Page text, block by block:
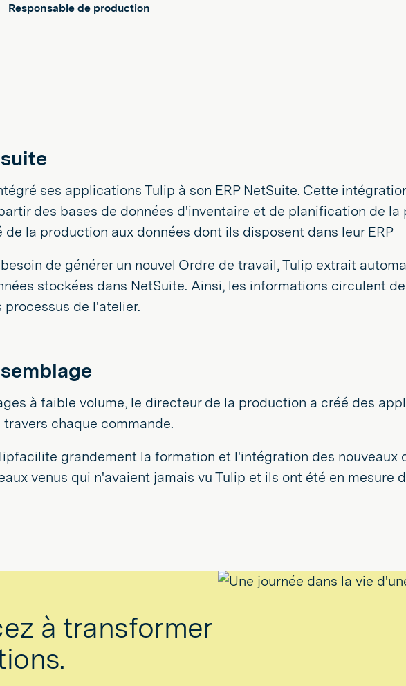
Responsable de production
ses applications Tulip à son ERP NetSuite. Cette
des bases de données d'inventaire et de planification de
la production aux données dont ils disposent dans leur ERP
de générer un nouvel Ordre de travail, Tulip extrait
stockées dans NetSuite. Ainsi, les informations circulent
de l'atelier.
à faible volume, le directeur de la production a créé des
chaque commande.
grandement la formation et l'intégration des
venus qui n'avaient jamais vu Tulip et ils ont été en
à transformer